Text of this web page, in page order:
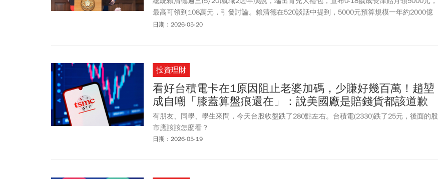
最高可領到108萬元，引發討論。賴清德在520談話中提到，5000元預算規模一年約2000億
元，有能力去負擔，不會排擠到其他預算。行政院長卓榮泰後續說明，將自2026年起實施成
婚育宅到養兒育女的各項支持，都是國家對年輕父母的承諾。未來他會在立法院持續監督相關
配套，確保政策能真正減輕爸爸媽媽肩上的重擔，讓每一個孩子都能在充沛的資源中快樂長
大。民眾黨立委邱慧洳質疑賴政府提了山寨版，請問這個天文數字的財源從哪裡來？
日期：2026-05-20
投資理財
看好台積電卡在1原因阻止老婆加碼，少賺好幾百萬！趙堃
成自嘲「膝蓋算盤痕還在」：說美國廠是賠錢貨都該道歉
有朋友、同學、學生來問，今天台股收盤跌了280點左右。台積電(2330)跌了25元，後面的股
市應該該怎麼看？
日期：2026-05-19